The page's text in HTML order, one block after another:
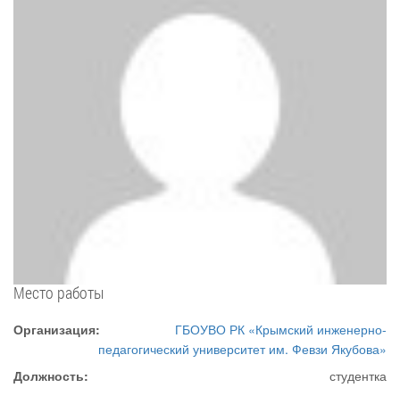
Место работы
Организация:
ГБОУВО РК «Крымский инженерно-
педагогический университет им. Февзи Якубова»
Должность:
студентка